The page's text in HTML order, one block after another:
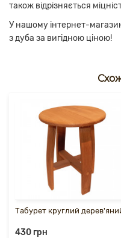
також відрізняється
У нашому інтернет-
з дуба за вигідною ціною!
Табурет круглий
430 грн